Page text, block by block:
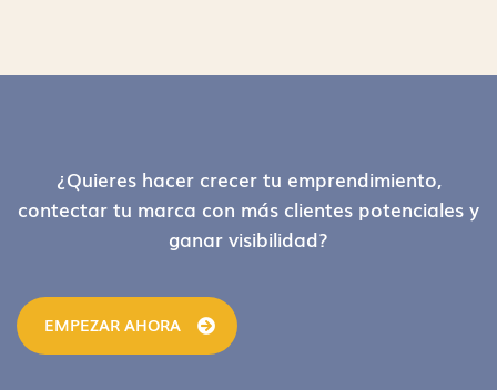
Footer¿Quieres hacer crecer tu emprendimiento,
contectar tu marca con más clientes potenciales y
ganar visibilidad?
EMPEZAR AHORA